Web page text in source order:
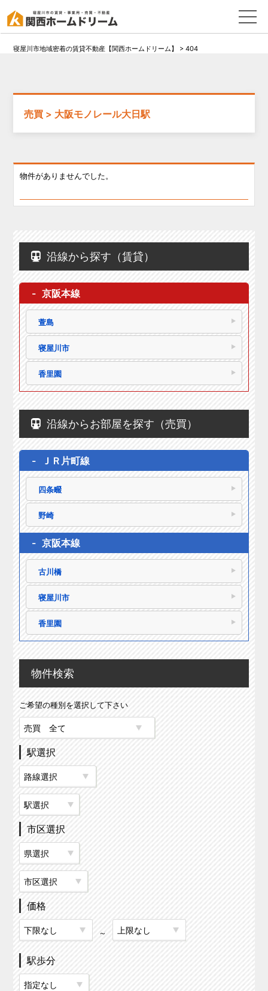
寝屋川市地域密着の賃貸不動産【関西ホームドリーム】 >404
売買 > 大阪モノレール大日駅
沿線から探す（賃貸）
京阪本線
萱島
寝屋川市
香里園
沿線からお部屋を探す（売買）
ＪＲ片町線
四条畷
野崎
京阪本線
古川橋
寝屋川市
香里園
物件検索
ご希望の種別を選択して下さい
駅選択
市区選択
価格
～
駅歩分
物件がありませんでした。